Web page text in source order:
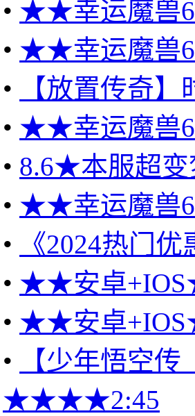
• ★★幸运魔兽
• ★★幸运魔兽
•
【放置传奇
• ★★幸运魔兽
• 8.6★本服超
• ★★幸运魔兽
•
《2024热门
• ★★安卓
• ★★安卓
•
【少年悟空
★★★★2:45